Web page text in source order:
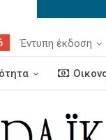
Έντυπη έκδοση